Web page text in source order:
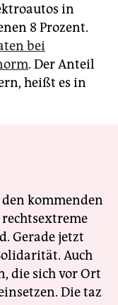
in
8 Prozent.
bei
. Der Anteil
heißt es in
kommenden
Gerade jetzt
Auch
die sich vor Ort
Die taz